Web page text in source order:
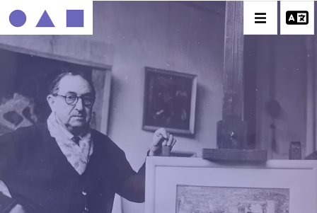
ROGER MATHIAS
BIOGRAPHIE
CATALOGUE DES OEUVRES
IMAGE
MOBILE